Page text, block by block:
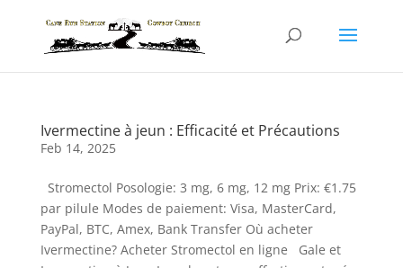
Ivermectine à jeun : Efficacité et Précautions
Feb 14, 2025
Stromectol Posologie: 3 mg, 6 mg, 12 mg Prix: €1.75
par pilule Modes de paiement: Visa, MasterCard,
PayPal, BTC, Amex, Bank Transfer Où acheter
Ivermectine? Acheter Stromectol en ligne Gale et